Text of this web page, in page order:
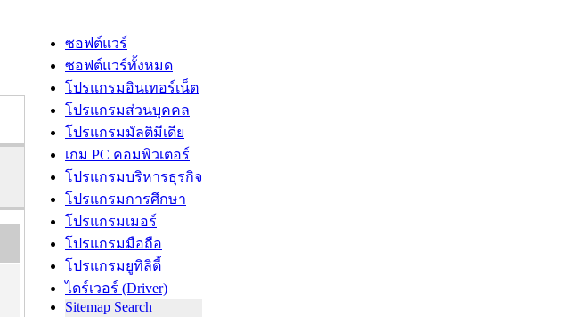
ซอฟต์แวร์
ซอฟต์แวร์ทั้งหมด
โปรแกรมอินเทอร์เน็ต
โปรแกรมส่วนบุคคล
โปรแกรมมัลติมีเดีย
เกม PC คอมพิวเตอร์
โปรแกรมบริหารธุรกิจ
โปรแกรมการศึกษา
โปรแกรมเมอร์
โปรแกรมมือถือ
โปรแกรมยูทิลิตี้
ไดร์เวอร์ (Driver)
Sitemap Search